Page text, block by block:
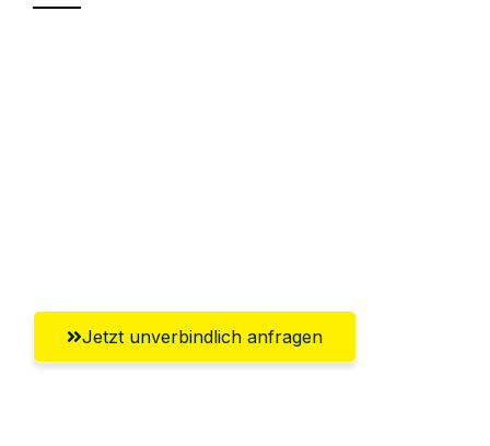
Jetzt unverbindlich anfragen